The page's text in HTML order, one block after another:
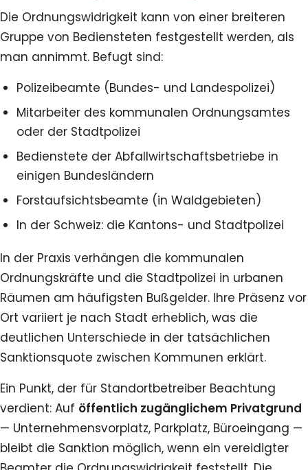
Die Ordnungswidrigkeit kann von einer breiteren
Gruppe von Bediensteten festgestellt werden, als
man annimmt. Befugt sind:
Polizeibeamte (Bundes- und Landespolizei)
Mitarbeiter des kommunalen Ordnungsamtes
oder der Stadtpolizei
Bedienstete der Abfallwirtschaftsbetriebe in
einigen Bundesländern
Forstaufsichtsbeamte (in Waldgebieten)
In der Schweiz: die Kantons- und Stadtpolizei
In der Praxis verhängen die kommunalen
Ordnungskräfte und die Stadtpolizei in urbanen
Räumen am häufigsten Bußgelder. Ihre Präsenz vor
Ort variiert je nach Stadt erheblich, was die
deutlichen Unterschiede in der tatsächlichen
Sanktionsquote zwischen Kommunen erklärt.
Ein Punkt, der für Standortbetreiber Beachtung
verdient: Auf öffentlich zugänglichem Privatgrund
— Unternehmensvorplatz, Parkplatz, Büroeingang —
bleibt die Sanktion möglich, wenn ein vereidigter